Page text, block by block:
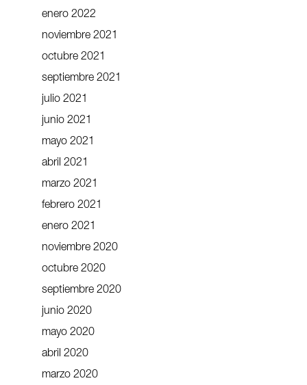
enero 2022
noviembre 2021
octubre 2021
septiembre 2021
julio 2021
junio 2021
mayo 2021
abril 2021
marzo 2021
febrero 2021
enero 2021
noviembre 2020
octubre 2020
septiembre 2020
junio 2020
mayo 2020
abril 2020
marzo 2020